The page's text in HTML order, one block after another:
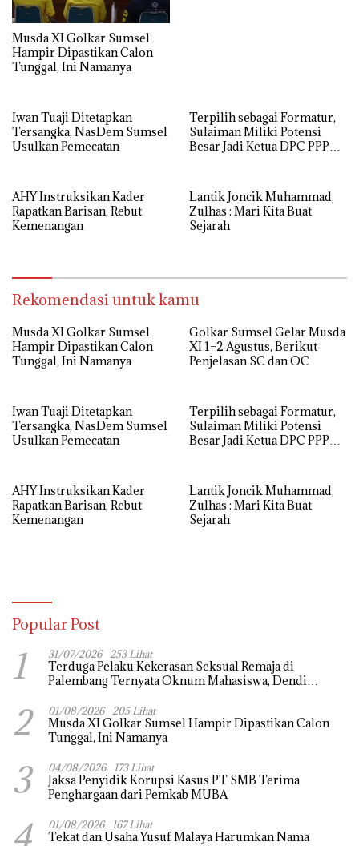
Musda XI Golkar Sumsel
Hampir Dipastikan Calon
Tunggal, Ini Namanya
Iwan Tuaji Ditetapkan
Tersangka, NasDem Sumsel
Usulkan Pemecatan
Terpilih sebagai Formatur,
Sulaiman Miliki Potensi
Besar Jadi Ketua DPC PPP
AHY Instruksikan Kader
Rapatkan Barisan, Rebut
Kemenangan
Lantik Joncik Muhammad,
Zulhas : Mari Kita Buat
Sejarah
Rekomendasi untuk kamu
Musda XI Golkar Sumsel
Hampir Dipastikan Calon
Tunggal, Ini Namanya
Golkar Sumsel Gelar Musda
XI 1–2 Agustus, Berikut
Penjelasan SC dan OC
Iwan Tuaji Ditetapkan
Tersangka, NasDem Sumsel
Usulkan Pemecatan
Terpilih sebagai Formatur,
Sulaiman Miliki Potensi
Besar Jadi Ketua DPC PPP
AHY Instruksikan Kader
Rapatkan Barisan, Rebut
Kemenangan
Lantik Joncik Muhammad,
Zulhas : Mari Kita Buat
Sejarah
Popular Post
1 31/07/2026 253 Lihat
Terduga Pelaku Kekerasan Seksual Remaja di
Palembang Ternyata Oknum Mahasiswa, Dendi
2 01/08/2026 205 Lihat
Musda XI Golkar Sumsel Hampir Dipastikan Calon
Tunggal, Ini Namanya
3 04/08/2026 173 Lihat
Jaksa Penyidik Korupsi Kasus PT SMB Terima
Penghargaan dari Pemkab MUBA
4 01/08/2026 167 Lihat
Tekat dan Usaha Yusuf Malaya Harumkan Nama